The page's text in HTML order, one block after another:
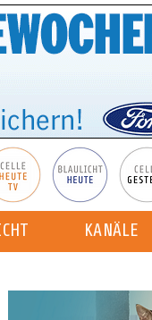
KANÄLE